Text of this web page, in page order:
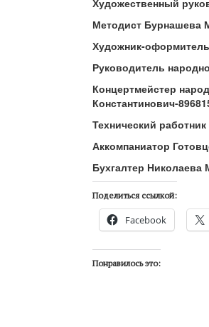
Художественный
Методист Бурнашева
Художник-
Руководитель
Концертмейстер
Константинович-
Технический
Аккомпаниатор
Бухгалтер Николаева
Поделиться ссылкой:
Facebook
Понравилось это: